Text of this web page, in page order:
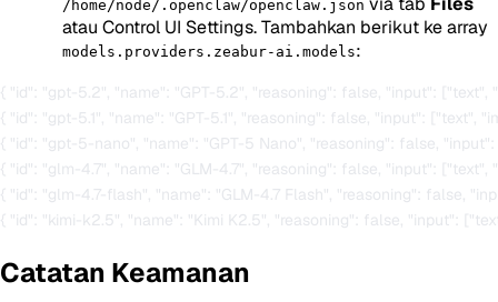
/home/node/.openclaw/openclaw.json
atau Control UI Settings. Tambahkan berikut ke array
models.providers.zeabur-ai.models:
{ "id": "gpt-5.2", "name": "GPT-5.2", "reasoning": false, "input":
{ "id": "gpt-5.1", "name": "GPT-5.1", "reasoning": false, "input": ["text",
{ "id": "gpt-5-nano", "name": "GPT-5 Nano", "reasoning": false,
{ "id": "glm-4.7", "name": "GLM-4.7", "reasoning": false, "input":
{ "id": "glm-4.7-flash", "name": "GLM-4.7 Flash", "reasoning": false,
Catatan Keamanan